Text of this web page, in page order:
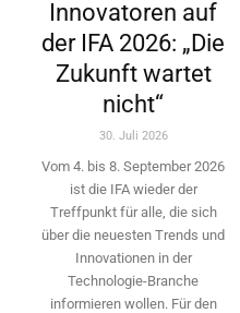
Innovatoren auf
der IFA 2026: „Die
Zukunft wartet
nicht“
30. Juli 2026
Vom 4. bis 8. September 2026
ist die IFA wieder der
Treffpunkt für alle, die sich
über die neuesten Trends und
Innovationen in der
Technologie-­Branche
informieren wollen. Für den